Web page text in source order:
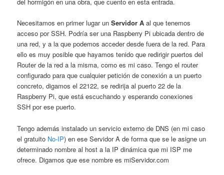
Necesitamos en primer lugar unServidor A al que tenemos
acceso por SSH. Podría ser una Raspberry Pi ubicada dentro de
una red, y a la que podemos acceder desde fuera de la red. Para
ello es muy posible que hayamos tenido que redirigir puertos del
Router de la red a la misma, como es mi caso. Tengo el router
configurado para que cualquier petición de conexión a un puerto
concreto, digamos el 22122, se redirija al puerto 22 de la
Raspberry Pi, que está escuchando y esperando conexiones
SSH por ese puerto.
Tengo además instalado un servicio externo de DNS (en mi caso
el gratuito No-IP) en ese Servidor A de forma que se le asigne un
determinado nombre al host a la IP dinámica que mi ISP me
ofrece. Digamos que ese nombre es miServidor.com